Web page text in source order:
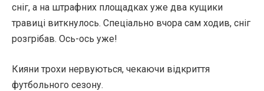
сніг, а на штрафних площадках уже два кущики
травиці виткнулось. Спеціально вчора сам ходив, сніг
розгрібав. Ось-ось уже!
Кияни трохи нервуються, чекаючи відкриття
футбольного сезону.